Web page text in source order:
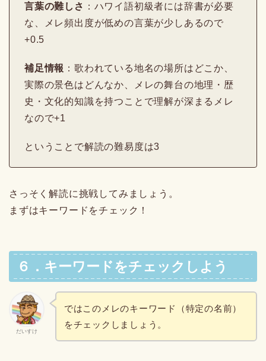
言葉の難しさ ：ハワイ語初級者には辞書が必要
な、メレ頻出度が低めの言葉が少しあるので
+0.5
補足情報 ：歌われている地名の場所はどこか、
実際の景色はどんなか、メレの舞台の地理・歴
史・文化的知識を持つことで理解が深まるメレ
なので+1
ということで解読の難易度は3
さっそく解読に挑戦してみましょう。
まずはキーワードをチェック！
６．キーワードをチェックしよう
だいすけ
ではこのメレのキーワード（特定の名前）
をチェックしましょう。